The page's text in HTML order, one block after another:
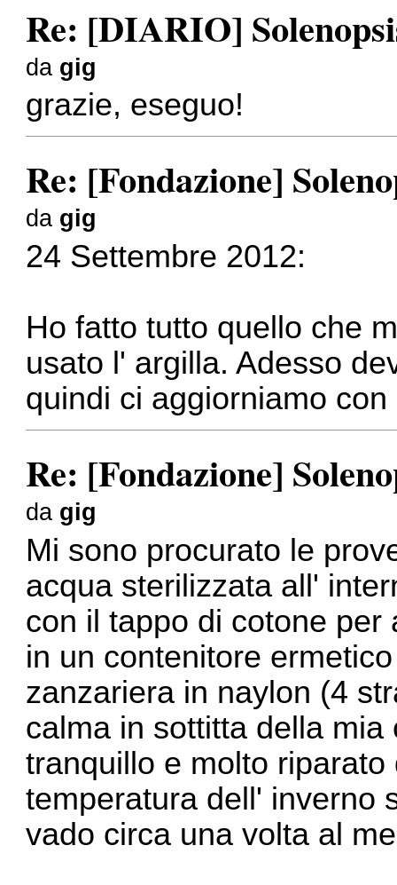
Re: [DIARIO]
da gig
grazie, eseguo!
Re: [Fondazione]
da gig
24 Settembre 2012:
Ho fatto tutto quello che
usato l' argilla. Adesso
quindi ci aggiorniamo
Re: [Fondazione]
da gig
Mi sono procurato le
acqua sterilizzata all'
con il tappo di cotone
in un contenitore
zanzariera in naylon (4
calma in sottitta della
tranquillo e molto
temperatura dell' inverno
vado circa una volta al